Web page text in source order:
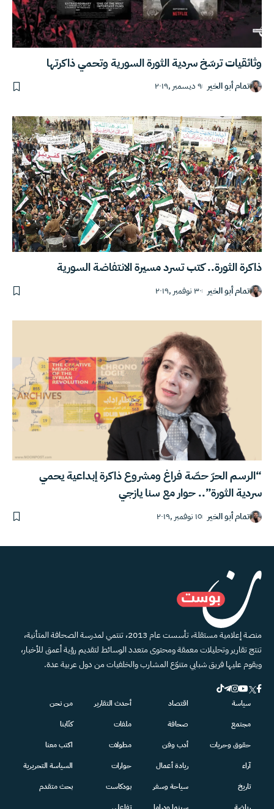
وثائقيات ترسّخ سردية الثورة السورية وتحمي ذاكرتها
تمام أبو الخير ٩ ديسمبر ,٢٠١٩
ذاكرة الثورة.. كتب تسرد مسيرة الانتفاضة السورية
تمام أبو الخير ٣٠ نوفمبر ,٢٠١٩
“الرسم الحرّ حصّة فراغ ومشروع ذاكرة إبداعية يحمي
سردية الثورة”.. حوار مع سنا يازجي
تمام أبو الخير ١٥ نوفمبر ,٢٠١٩
منصة إعلامية مستقلة، تأسست عام 2013، تنتمي لمدرسة الصحافة المتأنية،
تنتج تقارير وتحليلات معمقة ومحتوى متعدد الوسائط لتقديم رؤية أعمق للأخبار،
ويقوم عليها فريق شبابي متنوّع المشارب والخلفيات من دول عربية عدة.
سياسة
مجتمع
حقوق وحريات
آراء
تاريخ
اقتصاد
صحافة
أدب وفن
ريادة أعمال
سياحة وسفر
أحدث التقارير
ملفات
مطولات
حوارات
بودكاست
من نحن
كتّابنا
اكتب معنا
السياسة التحريرية
بحث متقدم